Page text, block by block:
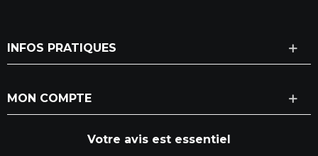
INFOS PRATIQUES
MON COMPTE
Votre avis est essentiel